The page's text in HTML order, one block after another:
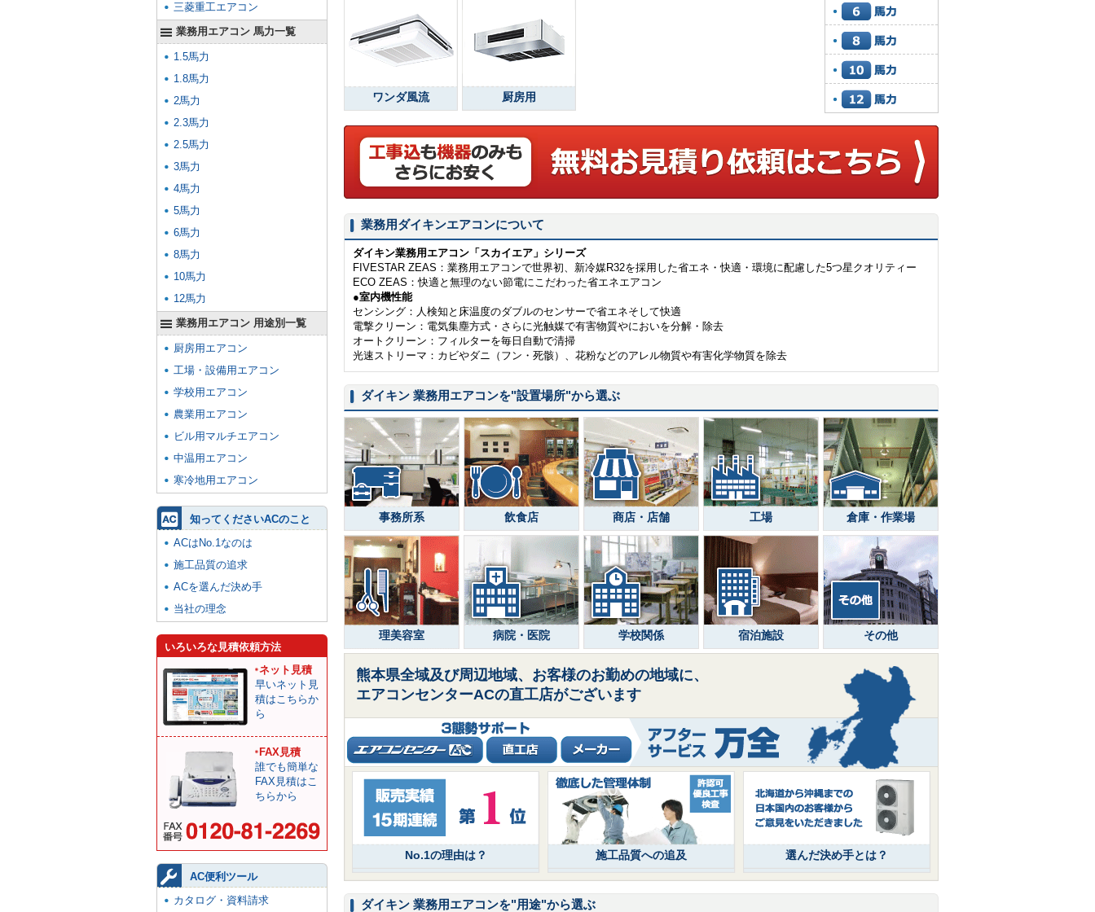
ワンダ風流 厨房用
業務用ダイキンエアコンについて
ダイキン業務用エアコン「スカイエア」シリーズ
FIVESTAR ZEAS：業務用エアコンで世界初、新冷媒R32を採用した省エネ・快適・環境に配慮した5つ星クオリティー
ECO ZEAS：快適と無理のない節電にこだわった省エネエアコン
●室内機性能
センシング：人検知と床温度のダブルのセンサーで省エネそして快適
電撃クリーン：電気集塵方式・さらに光触媒で有害物質やにおいを分解・除去
オートクリーン：フィルターを毎日自動で清掃
光速ストリーマ：カビやダニ（フン・死骸）、花粉などのアレル物質や有害化学物質を除去
ダイキン 業務用エアコンを"設置場所"から選ぶ
事務所系 飲食店 商店・店舗 工場 倉庫・作業場
理美容室 病院・医院 学校関係 宿泊施設 その他
熊本県全域及び周辺地域、お客様のお勤めの地域に、
エアコンセンターACの直工店がございます
No.1の理由は？ 施工品質への追及 選んだ決め手とは？
ダイキン 業務用エアコンを"用途"から選ぶ
三菱重工エアコン
業務用エアコン 馬力一覧
1.5馬力
1.8馬力
2馬力
2.3馬力
2.5馬力
3馬力
4馬力
5馬力
6馬力
8馬力
10馬力
12馬力
業務用エアコン 用途別一覧
厨房用エアコン
工場・設備用エアコン
学校用エアコン
農業用エアコン
ビル用マルチエアコン
中温用エアコン
寒冷地用エアコン
知ってくださいACのこと
ACはNo.1なのは
施工品質の追求
ACを選んだ決め手
当社の理念
いろいろな見積依頼方法
ネット見積
早いネット見
積はこちらか
ら
FAX見積
誰でも簡単な
FAX見積はこ
ちらから
AC便利ツール
カタログ・資料請求